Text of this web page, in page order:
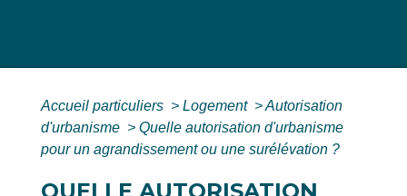
Accueil particuliers > Logement >Autorisation
d'urbanisme > Quelle autorisation d'urbanisme
pour un agrandissement ou une surélévation ?